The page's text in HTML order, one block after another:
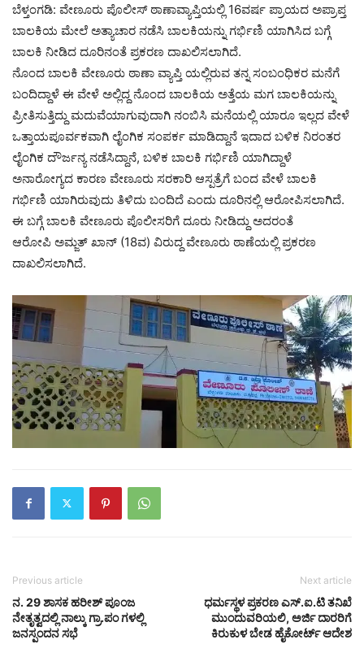
ಬೆಳ್ತಂಗಡಿ: ವೇಣೂರು ಪೊಲೀಸ್ ಠಾಣಾವ್ಯಾಪ್ತಿಯಲ್ಲಿ 16ವರ್ಷ ಪ್ರಾಯದ ಅಪ್ರಾಪ್ತ
ಬಾಲಕಿಯ ಮೇಲೆ ಅತ್ಯಾಚಾರ ನಡೆಸಿ ಬಾಲಕಿಯನ್ನು ಗರ್ಭಿಣಿ ಯಾಗಿಸಿದ ಬಗ್ಗೆ
ಬಾಲಕಿ ನೀಡಿದ ದೂರಿನಂತೆ ಪ್ರಕರಣ ದಾಖಲಿಸಲಾಗಿದೆ.
ನೊಂದ ಬಾಲಕಿ ವೇಣೂರು ಠಾಣಾ ವ್ಯಾಪ್ತಿ ಯಲ್ಲಿರುವ ತನ್ನ ಸಂಬಂಧಿಕರ ಮನೆಗೆ
ಬಂದಿದ್ದಾಳೆ ಈ ವೇಳೆ ಅಲ್ಲಿದ್ದ ನೊಂದ ಬಾಲಕಿಯ ಅತ್ತೆಯ ಮಗ ಬಾಲಕಿಯನ್ನು
ಪ್ರೀತಿಸುತ್ತಿದ್ದು ಮದುವೆಯಾಗುವುದಾಗಿ ನಂಬಿಸಿ ಮನೆಯಲ್ಲಿ ಯಾರೂ ಇಲ್ಲದ ವೇಳೆ
ಒತ್ತಾಯಪೂರ್ವಕವಾಗಿ ಲೈಂಗಿಕ ಸಂಪರ್ಕ ಮಾಡಿದ್ದಾನೆ ಇದಾದ ಬಳಿಕ ನಿರಂತರ
ಲೈಂಗಿಕ ದೌರ್ಜನ್ಯ ನಡೆಸಿದ್ದಾನೆ, ಬಳಿಕ ಬಾಲಕಿ ಗರ್ಭಿಣಿ ಯಾಗಿದ್ದಾಳೆ
ಅನಾರೋಗ್ಯದ ಕಾರಣ ವೇಣೂರು ಸರಕಾರಿ ಆಸ್ಪತ್ರೆಗೆ ಬಂದ ವೇಳೆ ಬಾಲಕಿ
ಗರ್ಭಿಣಿ ಯಾಗಿರುವುದು ತಿಳಿದು ಬಂದಿದೆ ಎಂದು ದೂರಿನಲ್ಲಿ ಆರೋಪಿಸಲಾಗಿದೆ.
ಈ ಬಗ್ಗೆ ಬಾಲಕಿ ವೇಣೂರು ಪೊಲೀಸರಿಗೆ ದೂರು ನೀಡಿದ್ದು ಅದರಂತೆ
ಆರೋಪಿ ಅಮ್ಜತ್ ಖಾನ್ (18ವ) ವಿರುದ್ದ ವೇಣೂರು ಠಾಣೆಯಲ್ಲಿ ಪ್ರಕರಣ
ದಾಖಲಿಸಲಾಗಿದೆ.
Previous article
ನ. 29 ಶಾಸಕ ಹರೀಶ್ ಪೂಂಜ
ನೇತೃತ್ವದಲ್ಲಿ ನಾಲ್ಕು ಗ್ರಾ.ಪಂ ಗಳಲ್ಲಿ
ಜನಸ್ಪಂದನ ಸಭೆ
Next article
ಧರ್ಮಸ್ಥಳ ಪ್ರಕರಣ ಎಸ್.ಐ.ಟಿ ತನಿಖೆ
ಮುಂದುವರಿಯಲಿ, ಅರ್ಜಿ ದಾರರಿಗೆ
ಕಿರುಕುಳ ಬೇಡ ಹೈಕೋರ್ಟ್ ಆದೇಶ